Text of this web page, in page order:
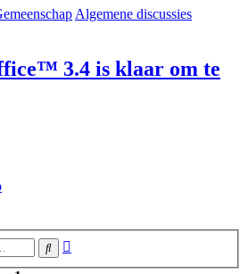
Algemene discussies
3.4 is klaar om te
Zoek